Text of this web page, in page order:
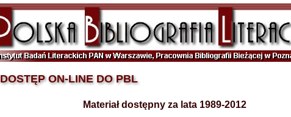
DOSTĘP ON-LINE DO PBL
Materiał dostępny za lata 1989-2012